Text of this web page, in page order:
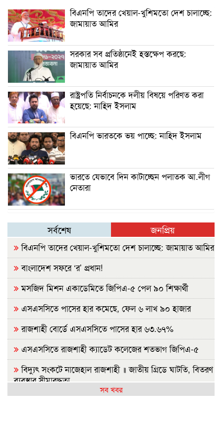
বিএনপি তাদের খেয়াল-খুশিমতো দেশ চালাচ্ছে:
জামায়াত আমির
সরকার সব প্রতিষ্ঠানেই হস্তক্ষেপ করছে:
জামায়াত আমির
রাষ্ট্রপতি নির্বাচনকে দলীয় বিষয়ে পরিণত করা
হয়েছে: নাহিদ ইসলাম
বিএনপি ভারতকে ভয় পাচ্ছে: নাহিদ ইসলাম
ভারতে যেভাবে দিন কাটাচ্ছেন পলাতক আ.লীগ
নেতারা
সর্বশেষ জনপ্রিয়
বিএনপি তাদের খেয়াল-খুশিমতো দেশ চালাচ্ছে: জামায়াত আমির
বাংলাদেশ সফরে ‘র’ প্রধান!
মসজিদ মিশন একাডেমিতে জিপিএ-৫ পেল ৯০ শিক্ষার্থী
এসএসসিতে পাসের হার কমেছে, ফেল ৬ লাখ ৯০ হাজার
রাজশাহী বোর্ডে এসএসসিতে পাসের হার ৬৩.৬৭%
এসএসসিতে রাজশাহী ক্যাডেট কলেজের শতভাগ জিপিএ-৫
বিদ্যুৎ সংকটে নাজেহাল রাজশাহী ॥ জাতীয় গ্রিডে ঘাটতি, বিতরণ
ব্যবস্থার সীমাবদ্ধতা
সৌদিতে কারখানায় আগুন, ১৩ প্রাণহানিতে শোকে স্তব্ধ নওগাঁ
সব খবর